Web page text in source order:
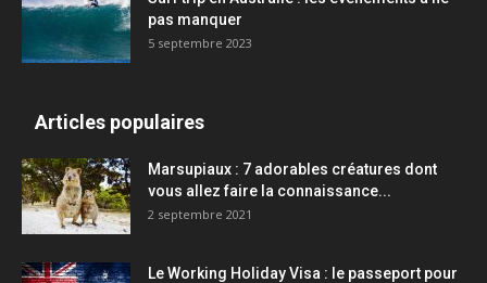
pas manquer
5 septembre 2023
Articles populaires
Marsupiaux : 7 adorables créatures dont
vous allez faire la connaissance...
2 septembre 2021
Le Working Holiday Visa : le passeport pour